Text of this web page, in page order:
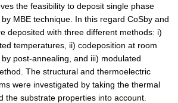
the feasibility to deposit single phase
MBE technique. In this regard CoSby and
deposited with three different methods: i)
temperatures, ii) codeposition at room
post-annealing, and iii) modulated
The structural and thermoelectric
were investigated by taking the thermal
the substrate properties into account.